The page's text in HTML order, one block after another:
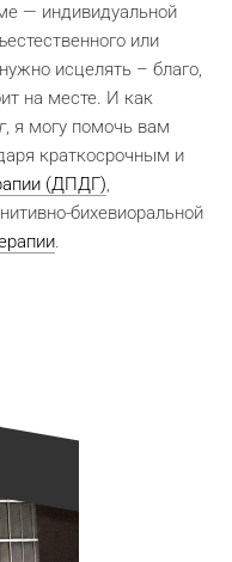
— индивидуальной
или
исцелять – благо,
на месте. И как
, я могу помочь вам
краткосрочным и
(ДПДГ),
бихевиоральной
.